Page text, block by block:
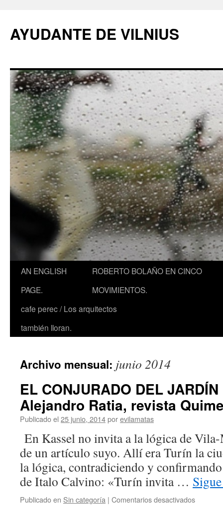
AYUDANTE DE VILNIUS
AN ENGLISH
PAGE.
ROBERTO BOLAÑO EN CINCO
MOVIMIENTOS.
cafe perec / Los arquitectos
también lloran.
Archivo mensual: junio 2014
EL CONJURADO DEL
Alejandro Ratia, revista
Publicado el 25 junio, 2014porevilamatas
En Kassel no invita a la lógica de
de un artículo suyo. Allí era Turín la
la lógica, contradiciendo y
de Italo Calvino: «Turín invita …
Publicado en Sin categoría | Comentarios desactivados